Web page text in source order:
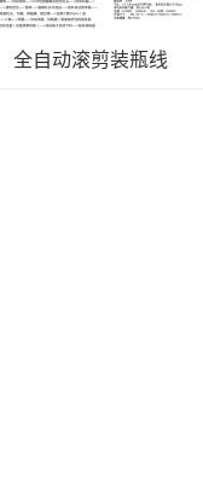
全自动滚剪装瓶线